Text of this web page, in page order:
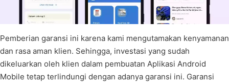
Pemberian garansi ini karena kami mengutamakan kenyamanan
dan rasa aman klien. Sehingga, investasi yang sudah
dikeluarkan oleh klien dalam pembuatan Aplikasi Android
Mobile tetap terlindungi dengan adanya garansi ini. Garansi